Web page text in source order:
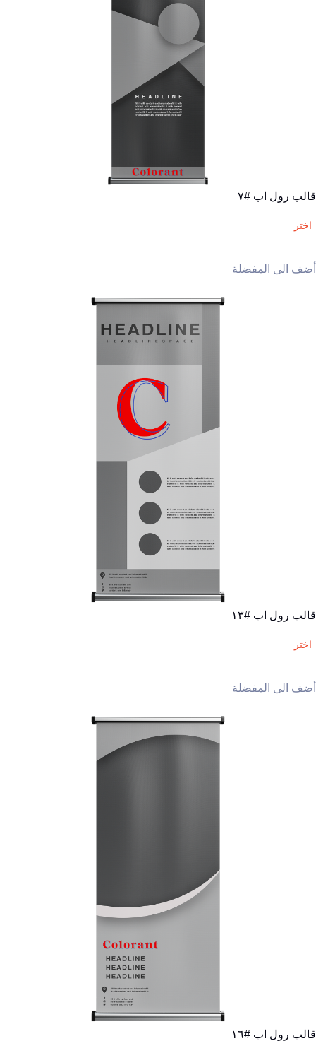
قالب رول اب #٧
اختر
أضف الى المفضلة
قالب رول اب #١٣
اختر
أضف الى المفضلة
قالب رول اب #١٦